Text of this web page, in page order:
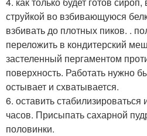
струйкой во взбивающуюся
взбивать до плотных пиков. .
переложить в кондитерский
застеленный пергаментом
поверхность. Работать нужно
остывает и схватывается.
6. оставить стабилизироваться
часов. Присыпать сахарной
половинки.